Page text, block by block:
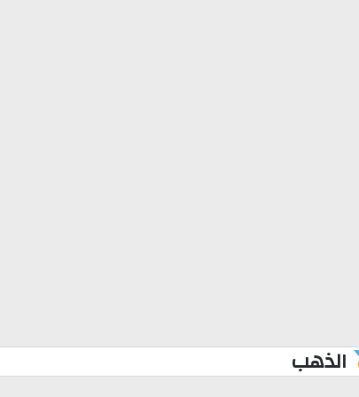
الذهب